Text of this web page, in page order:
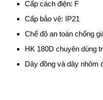
Cấp cách điện: F
Cấp bảo vệ: IP21
Chế độ an toàn chống
HK 180D chuyên dùng
Dây đồng và dây nhôm